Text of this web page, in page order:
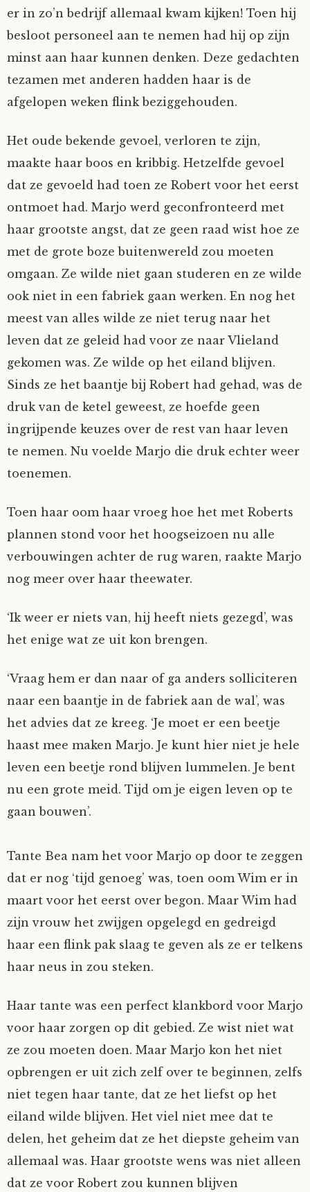
er in zo’n bedrijf allemaal kwam kijken! Toen hij
besloot personeel aan te nemen had hij op zijn
minst aan haar kunnen denken. Deze gedachten
tezamen met anderen hadden haar is de
afgelopen weken flink beziggehouden.
Het oude bekende gevoel, verloren te zijn,
maakte haar boos en kribbig. Hetzelfde gevoel
dat ze gevoeld had toen ze Robert voor het eerst
ontmoet had. Marjo werd geconfronteerd met
haar grootste angst, dat ze geen raad wist hoe ze
met de grote boze buitenwereld zou moeten
omgaan. Ze wilde niet gaan studeren en ze wilde
ook niet in een fabriek gaan werken. En nog het
meest van alles wilde ze niet terug naar het
leven dat ze geleid had voor ze naar Vlieland
gekomen was. Ze wilde op het eiland blijven.
Sinds ze het baantje bij Robert had gehad, was de
druk van de ketel geweest, ze hoefde geen
ingrijpende keuzes over de rest van haar leven
te nemen. Nu voelde Marjo die druk echter weer
toenemen.
Toen haar oom haar vroeg hoe het met Roberts
plannen stond voor het hoogseizoen nu alle
verbouwingen achter de rug waren, raakte Marjo
nog meer over haar theewater.
‘Ik weer er niets van, hij heeft niets gezegd’, was
het enige wat ze uit kon brengen.
‘Vraag hem er dan naar of ga anders solliciteren
naar een baantje in de fabriek aan de wal’, was
het advies dat ze kreeg. ‘Je moet er een beetje
haast mee maken Marjo. Je kunt hier niet je hele
leven een beetje rond blijven lummelen. Je bent
nu een grote meid. Tijd om je eigen leven op te
gaan bouwen’.
Tante Bea nam het voor Marjo op door te zeggen
dat er nog ‘tijd genoeg’ was, toen oom Wim er in
maart voor het eerst over begon. Maar Wim had
zijn vrouw het zwijgen opgelegd en gedreigd
haar een flink pak slaag te geven als ze er telkens
haar neus in zou steken.
Haar tante was een perfect klankbord voor Marjo
voor haar zorgen op dit gebied. Ze wist niet wat
ze zou moeten doen. Maar Marjo kon het niet
opbrengen er uit zich zelf over te beginnen, zelfs
niet tegen haar tante, dat ze het liefst op het
eiland wilde blijven. Het viel niet mee dat te
delen, het geheim dat ze het diepste geheim van
allemaal was. Haar grootste wens was niet alleen
dat ze voor Robert zou kunnen blijven